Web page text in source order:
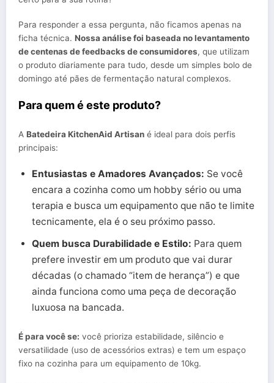
Para responder a essa pergunta, não ficamos apenas na
ficha técnica. Nossa análise foi baseada no levantamento
de centenas de feedbacks de consumidores, que utilizam
o produto diariamente para tudo, desde um simples bolo de
domingo até pães de fermentação natural complexos.
Para quem é este produto?
A Batedeira KitchenAid Artisan é ideal para dois perfis
principais:
Entusiastas e Amadores Avançados: Se você
encara a cozinha como um hobby sério ou uma
terapia e busca um equipamento que não te limite
tecnicamente, ela é o seu próximo passo.
Quem busca Durabilidade e Estilo: Para quem
prefere investir em um produto que vai durar
décadas (o chamado “item de herança”) e que
ainda funciona como uma peça de decoração
luxuosa na bancada.
É para você se: você prioriza estabilidade, silêncio e
versatilidade (uso de acessórios extras) e tem um espaço
fixo na cozinha para um equipamento de 10kg.